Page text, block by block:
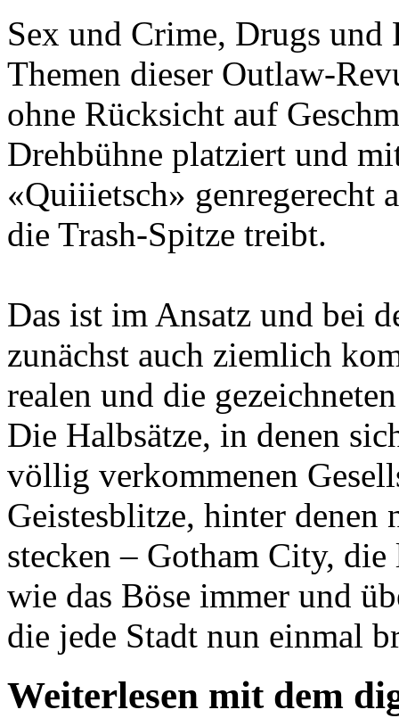
Sex und Crime, Drugs
Themen dieser Outlaw-
ohne Rücksicht auf
Drehbühne platziert und
«Quiiietsch» genregerecht
die Trash-Spitze treibt.
Das ist im Ansatz und bei
zunächst auch ziemlich
realen und die
Die Halbsätze, in denen
völlig verkommenen
Geistesblitze, hinter denen
stecken – Gotham City,
wie das Böse immer und
die jede Stadt nun einmal
Weiterlesen mit dem